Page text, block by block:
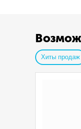
Хиты продаж